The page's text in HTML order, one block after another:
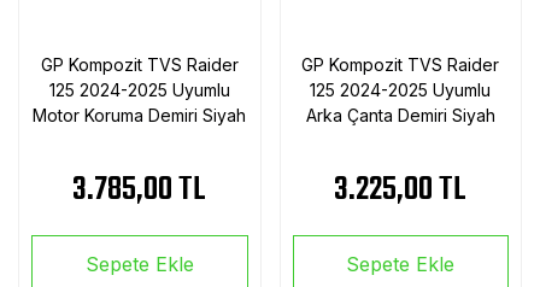
GP Kompozit TVS Raider
125 2024-2025 Uyumlu
Motor Koruma Demiri Siyah
3.785,00 TL
Sepete Ekle
GP Kompozit TVS Raider
125 2024-2025 Uyumlu
Arka Çanta Demiri Siyah
3.225,00 TL
Sepete Ekle